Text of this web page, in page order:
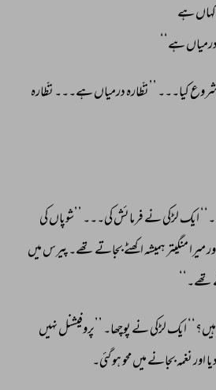
کہاں ہے
درمیاں ہے‘‘
کیا۔۔۔ ’’نظّارہ درمیاں ہے۔۔۔ نظّارہ
ایک لڑکی نے فرمائش کی۔۔۔ ’’شوپاں کی
میرا منگیتر ہمیشہ اکھٹے بجاتے تھے۔ پیرس میں
تھے۔‘‘
ہیں؟‘‘ ایک لڑکی نے پوچھا۔ ’’پروفیشنل نہیں
دیا اور نغمہ بجانے میں محو ہو گئی۔